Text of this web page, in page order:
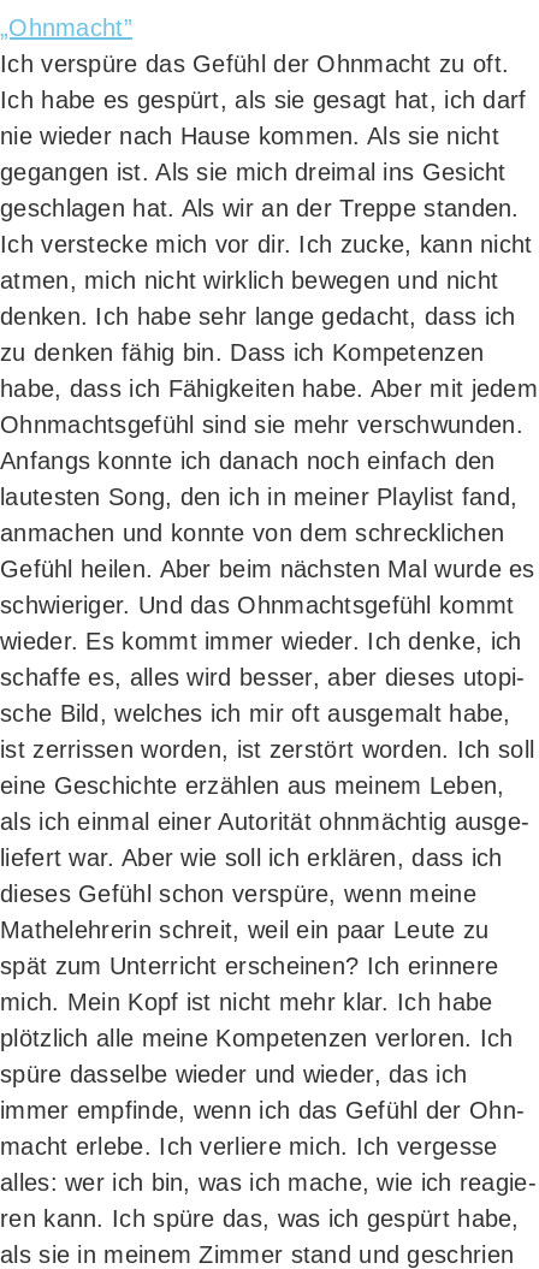
„Ohn­macht”
Ich ver­spü­re das Gefühl der Ohn­macht zu oft.
Ich habe es gespürt, als sie gesagt hat, ich darf
nie wie­der nach Hau­se kom­men. Als sie nicht
gegan­gen ist. Als sie mich drei­mal ins Gesicht
geschla­gen hat. Als wir an der Trep­pe stan­den.
Ich ver­ste­cke mich vor dir. Ich zucke, kann nicht
atmen, mich nicht wirk­lich bewe­gen und nicht
den­ken. Ich habe sehr lan­ge gedacht, dass ich
zu den­ken fähig bin. Dass ich Kom­pe­ten­zen
habe, dass ich Fähig­kei­ten habe. Aber mit jedem
Ohn­machts­ge­fühl sind sie mehr ver­schwun­den.
Anfangs konn­te ich danach noch ein­fach den
lau­tes­ten Song, den ich in mei­ner Play­list fand,
anma­chen und konn­te von dem schreck­li­chen
Gefühl hei­len. Aber beim nächs­ten Mal wur­de es
schwie­ri­ger. Und das Ohn­machts­ge­fühl kommt
wie­der. Es kommt immer wie­der. Ich den­ke, ich
schaf­fe es, alles wird bes­ser, aber die­ses uto­pi­
sche Bild, wel­ches ich mir oft aus­ge­malt habe,
ist zer­ris­sen wor­den, ist zer­stört wor­den. Ich soll
eine Geschich­te erzäh­len aus mei­nem Leben,
als ich ein­mal einer Auto­ri­tät ohn­mäch­tig aus­ge­
lie­fert war. Aber wie soll ich erklä­ren, dass ich
die­ses Gefühl schon ver­spü­re, wenn mei­ne
Mathe­leh­re­rin schreit, weil ein paar Leu­te zu
spät zum Unter­richt erschei­nen? Ich erin­ne­re
mich. Mein Kopf ist nicht mehr klar. Ich habe
plötz­lich alle mei­ne Kom­pe­ten­zen ver­lo­ren. Ich
spü­re das­sel­be wie­der und wie­der, das ich
immer emp­fin­de, wenn ich das Gefühl der Ohn­
macht erle­be. Ich ver­lie­re mich. Ich ver­ges­se
alles: wer ich bin, was ich mache, wie ich reagie­
ren kann. Ich spü­re das, was ich gespürt habe,
als sie in mei­nem Zim­mer stand und geschrien